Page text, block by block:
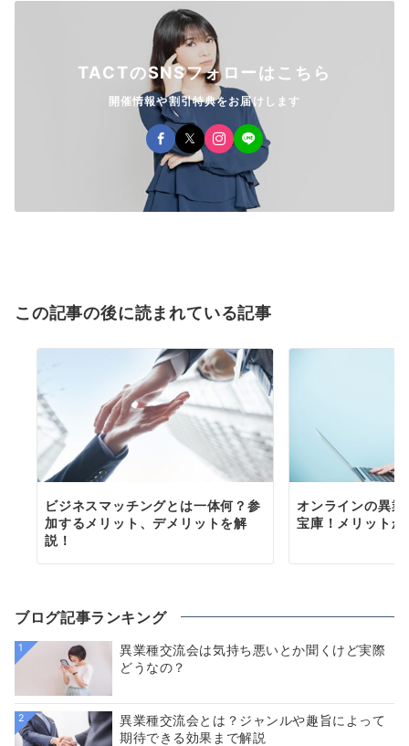
TACTのSNSフォローはこちら
開催情報や割引特典をお届けします
この記事の後に読まれている記事
ビジネスマッチングとは一体何？参
加するメリット、デメリットを解
説！
オンラインの異
宝庫！メリット
ブログ記事ランキング
1
異業種交流会は気持ち悪いとか聞くけど実際
どうなの？
2
異業種交流会とは？ジャンルや趣旨によって
期待できる効果まで解説